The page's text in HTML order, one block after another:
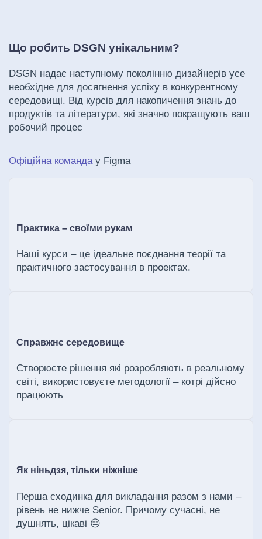
Що робить DSGN унікальним?
DSGN надає наступному поколінню дизайнерів усе
необхідне для досягнення успіху в конкурентному
середовищі. Від курсів для накопичення знань до
продуктів та літератури, які значно покращують ваш
робочий процес
Офіційна команда у Figma
Практика – своїми рукам
Наші курси – це ідеальне поєднання теорії та
практичного застосування в проектах.
Справжнє середовище
Створюєте рішення які розробляють в реальному
світі, використовуєте методології – котрі дійсно
працюють
Як ніньдзя, тільки ніжніше
Перша сходинка для викладання разом з нами –
рівень не нижче Senior. Причому сучасні, не
душнять, цікаві 😑